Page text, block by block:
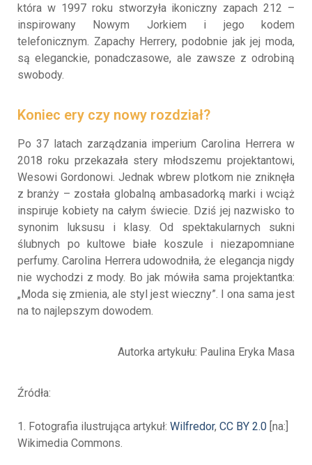
która w 1997 roku stworzyła ikoniczny zapach 212 –
inspirowany Nowym Jorkiem i jego kodem
telefonicznym. Zapachy Herrery, podobnie jak jej moda,
są eleganckie, ponadczasowe, ale zawsze z odrobiną
swobody.
Koniec ery czy nowy rozdział?
Po 37 latach zarządzania imperium Carolina Herrera w
2018 roku przekazała stery młodszemu projektantowi,
Wesowi Gordonowi. Jednak wbrew plotkom nie zniknęła
z branży – została globalną ambasadorką marki i wciąż
inspiruje kobiety na całym świecie. Dziś jej nazwisko to
synonim luksusu i klasy. Od spektakularnych sukni
ślubnych po kultowe białe koszule i niezapomniane
perfumy. Carolina Herrera udowodniła, że elegancja nigdy
nie wychodzi z mody. Bo jak mówiła sama projektantka:
„Moda się zmienia, ale styl jest wieczny”. I ona sama jest
na to najlepszym dowodem.
Autorka artykułu: Paulina Eryka Masa
Źródła:
1. Fotografia ilustrująca artykuł: Wilfredor, CC BY 2.0 [na:]
Wikimedia Commons.